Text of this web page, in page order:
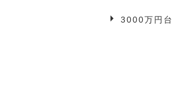
3000万円台
3万円台